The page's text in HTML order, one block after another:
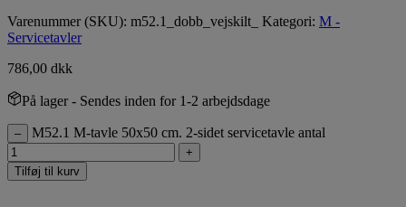
Varenummer (SKU): m52.1_dobb_vejskilt_ Kategori: M -
Servicetavler
786,00 dkk
På lager - Sendes inden for 1-2 arbejdsdage
– M52.1 M-tavle 50x50 cm. 2-sidet servicetavle antal
+
Tilføj til kurv